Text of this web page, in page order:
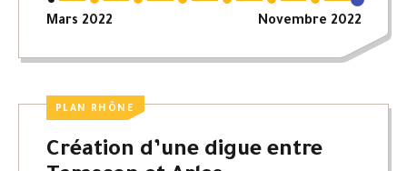
Mars 2022 Novembre 2022
PLAN RHÔNE
Création d’une digue entre